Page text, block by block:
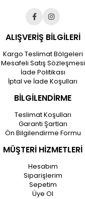
ALIŞVERİŞ BİLGİLERİ
Kargo Teslimat Bölgeleri
Mesafeli Satış Sözleşmesi
İade Politikası
İptal ve İade Koşulları
BİLGİLENDİRME
Teslimat Koşulları
Garanti Şartları
Ön Bilgilendirme Formu
MÜŞTERİ HİZMETLERİ
Hesabım
Siparişlerim
Sepetim
Üye Ol